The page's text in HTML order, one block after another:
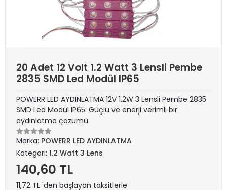
20 Adet 12 Volt 1.2 Watt 3 Lensli Pembe
2835 SMD Led Modül IP65
POWERR LED AYDINLATMA 12V 1.2W 3 Lensli Pembe 2835
SMD Led Modül IP65: Güçlü ve enerji verimli bir
aydınlatma çözümü.
Marka: POWERR LED AYDINLATMA
Kategori: 1.2 Watt 3 Lens
140,60 TL
11,72 TL 'den başlayan taksitlerle